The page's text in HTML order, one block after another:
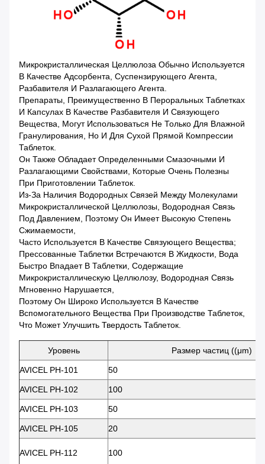
Микрокристаллическая Целлюлоза Обычно Используется
В Качестве Адсорбента, Суспензирующего Агента,
Разбавителя И Разлагающего Агента.
Препараты, Преимущественно В Пероральных Таблетках
И Капсулах В Качестве Разбавителя И Связующего
Вещества, Могут Использоваться Не Только Для Влажной
Гранулирования, Но И Для Сухой Прямой Компрессии
Таблеток.
Он Также Обладает Определенными Смазочными И
Разлагающими Свойствами, Которые Очень Полезны
При Приготовлении Таблеток.
Из-За Наличия Водородных Связей Между Молекулами
Микрокристаллической Целлюлозы, Водородная Связь
Под Давлением, Поэтому Он Имеет Высокую Степень
Сжимаемости,
Часто Используется В Качестве Связующего Вещества;
Прессованные Таблетки Встречаются В Жидкости, Вода
Быстро Впадает В Таблетки, Содержащие
Микрокристаллическую Целлюлозу, Водородная Связь
Мгновенно Нарушается,
Поэтому Он Широко Используется В Качестве
Вспомогательного Вещества При Производстве Таблеток,
Что Может Улучшить Твердость Таблеток.
Уровень Размер частиц ((μm)
AVICEL PH-101 50
AVICEL PH-102 100
AVICEL PH-103 50
AVICEL PH-105 20
AVICEL PH-112 100